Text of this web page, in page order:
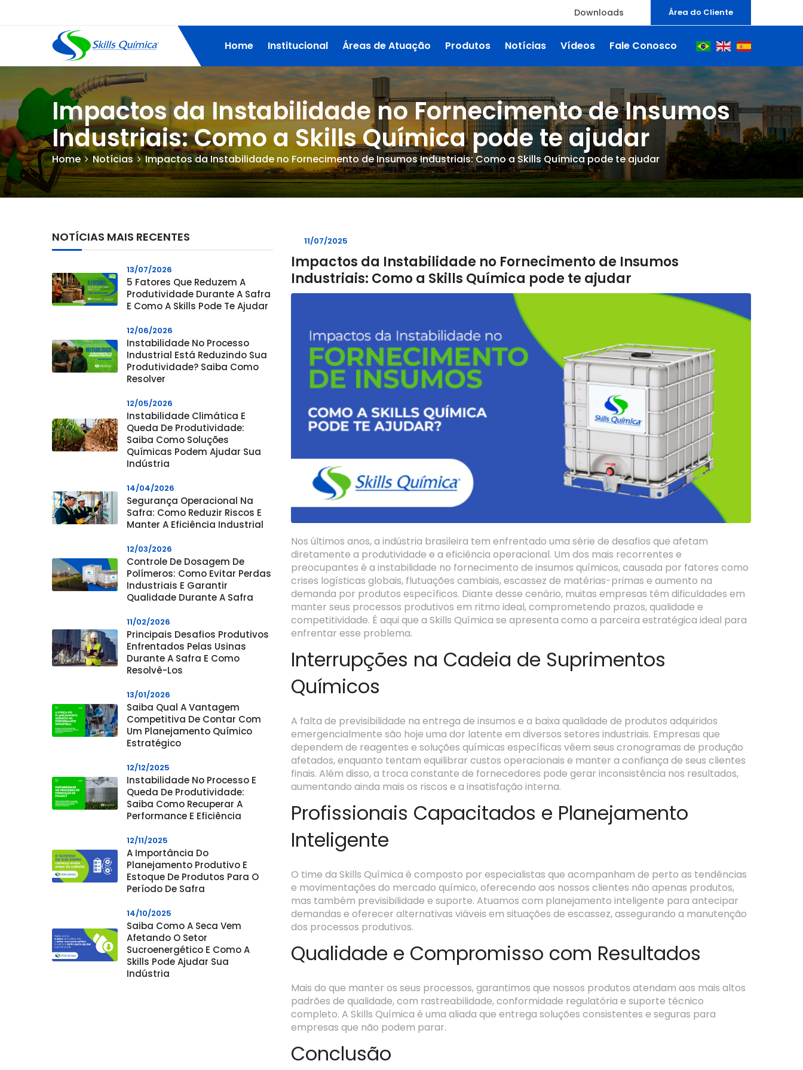
Downloads Área do Cliente
Home Institucional Áreas de Atuação Produtos Notícias Vídeos Fale Conosco
Impactos da Instabilidade no Fornecimento de Insumos
Industriais: Como a Skills Química pode te ajudar
Home Notícias Impactos da Instabilidade no Fornecimento de Insumos Industriais: Como a Skills Química pode te ajudar
NOTÍCIAS MAIS RECENTES
13/07/2026
5 Fatores Que Reduzem A
Produtividade Durante A Safra
E Como A Skills Pode Te Ajudar
12/06/2026
Instabilidade No Processo
Industrial Está Reduzindo Sua
Produtividade? Saiba Como
Resolver
12/05/2026
Instabilidade Climática E
Queda De Produtividade:
Saiba Como Soluções
Químicas Podem Ajudar Sua
Indústria
14/04/2026
Segurança Operacional Na
Safra: Como Reduzir Riscos E
Manter A Eficiência Industrial
12/03/2026
Controle De Dosagem De
Polímeros: Como Evitar Perdas
Industriais E Garantir
Qualidade Durante A Safra
11/02/2026
Principais Desafios Produtivos
Enfrentados Pelas Usinas
Durante A Safra E Como
Resolvê-Los
13/01/2026
Saiba Qual A Vantagem
Competitiva De Contar Com
Um Planejamento Químico
Estratégico
12/12/2025
Instabilidade No Processo E
Queda De Produtividade:
Saiba Como Recuperar A
Performance E Eficiência
12/11/2025
A Importância Do
Planejamento Produtivo E
Estoque De Produtos Para O
Período De Safra
14/10/2025
Saiba Como A Seca Vem
Afetando O Setor
Sucroenergético E Como A
Skills Pode Ajudar Sua
Indústria
11/07/2025
Impactos da Instabilidade no Fornecimento de Insumos
Industriais: Como a Skills Química pode te ajudar
Nos últimos anos, a indústria brasileira tem enfrentado uma série de desafios que afetam
diretamente a produtividade e a eficiência operacional. Um dos mais recorrentes e
preocupantes é a instabilidade no fornecimento de insumos químicos, causada por fatores como
crises logísticas globais, flutuações cambiais, escassez de matérias-primas e aumento na
demanda por produtos específicos. Diante desse cenário, muitas empresas têm dificuldades em
manter seus processos produtivos em ritmo ideal, comprometendo prazos, qualidade e
competitividade. É aqui que a Skills Química se apresenta como a parceira estratégica ideal para
enfrentar esse problema.
Interrupções na Cadeia de Suprimentos
Químicos
A falta de previsibilidade na entrega de insumos e a baixa qualidade de produtos adquiridos
emergencialmente são hoje uma dor latente em diversos setores industriais. Empresas que
dependem de reagentes e soluções químicas específicas vêem seus cronogramas de produção
afetados, enquanto tentam equilibrar custos operacionais e manter a confiança de seus clientes
finais. Além disso, a troca constante de fornecedores pode gerar inconsistência nos resultados,
aumentando ainda mais os riscos e a insatisfação interna.
Profissionais Capacitados e Planejamento
Inteligente
O time da Skills Química é composto por especialistas que acompanham de perto as tendências
e movimentações do mercado químico, oferecendo aos nossos clientes não apenas produtos,
mas também previsibilidade e suporte. Atuamos com planejamento inteligente para antecipar
demandas e oferecer alternativas viáveis em situações de escassez, assegurando a manutenção
dos processos produtivos.
Qualidade e Compromisso com Resultados
Mais do que manter os seus processos, garantimos que nossos produtos atendam aos mais altos
padrões de qualidade, com rastreabilidade, conformidade regulatória e suporte técnico
completo. A Skills Química é uma aliada que entrega soluções consistentes e seguras para
empresas que não podem parar.
Conclusão